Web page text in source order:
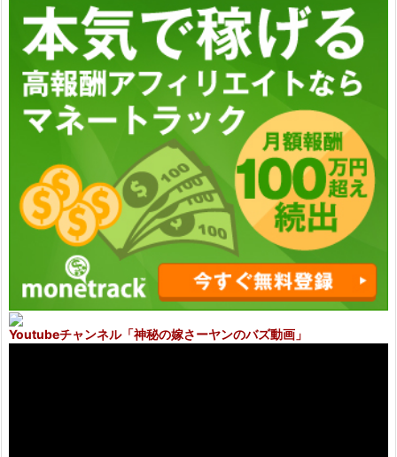
Youtubeチャンネル「神秘の嫁さーヤンのバズ動画」